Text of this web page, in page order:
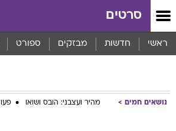
סרטים
ראשי חדשות מבזקים ספורט
נושאים חמים מהיר ועצבני: הובס ושואו